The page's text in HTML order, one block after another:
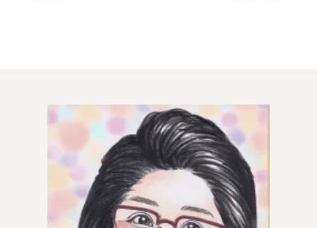
親御様から始める婚活 プラチナ倶楽部